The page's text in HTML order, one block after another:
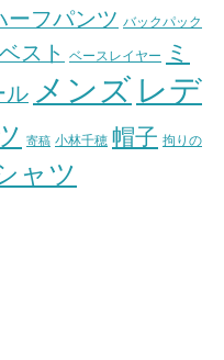
ーフパンツ バックパック
ベスト ベースレイヤー
ミ
ル メンズ レデ
寄稿 小林千穂 帽子 拘りの
ャツ